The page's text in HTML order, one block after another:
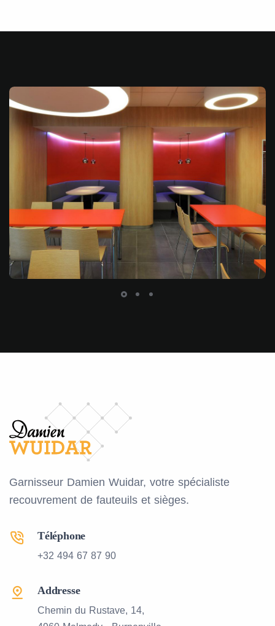
Garnisseur Damien Wuidar, votre spécialiste
recouvrement de fauteuils et sièges.
Téléphone
+32 494 67 87 90
Addresse
Chemin du Rustave, 14,